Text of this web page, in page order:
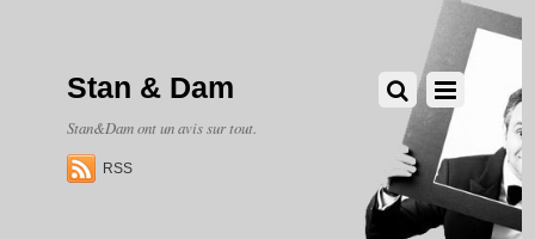
Stan & Dam
Stan&Dam ont un avis sur tout.
RSS